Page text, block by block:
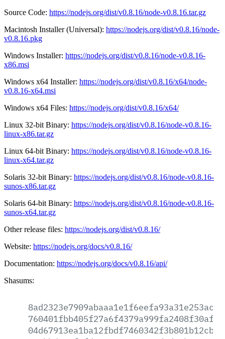
Source Code: https://nodejs.org/dist/v0.8.16/node-v0.8.16.tar.gz
Macintosh Installer (Universal): https://nodejs.org/dist/v0.8.16/node-
v0.8.16.pkg
Windows Installer: https://nodejs.org/dist/v0.8.16/node-v0.8.16-
x86.msi
Windows x64 Installer: https://nodejs.org/dist/v0.8.16/x64/node-
v0.8.16-x64.msi
Windows x64 Files: https://nodejs.org/dist/v0.8.16/x64/
Linux 32-bit Binary: https://nodejs.org/dist/v0.8.16/node-v0.8.16-
linux-x86.tar.gz
Linux 64-bit Binary: https://nodejs.org/dist/v0.8.16/node-v0.8.16-
linux-x64.tar.gz
Solaris 32-bit Binary: https://nodejs.org/dist/v0.8.16/node-v0.8.16-
sunos-x86.tar.gz
Solaris 64-bit Binary: https://nodejs.org/dist/v0.8.16/node-v0.8.16-
sunos-x64.tar.gz
Other release files: https://nodejs.org/dist/v0.8.16/
Website: https://nodejs.org/docs/v0.8.16/
Documentation: https://nodejs.org/docs/v0.8.16/api/
Shasums: